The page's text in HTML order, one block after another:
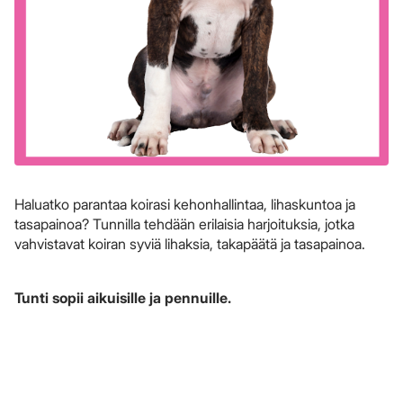
Haluatko parantaa koirasi kehonhallintaa, lihaskuntoa ja
tasapainoa? Tunnilla tehdään erilaisia harjoituksia, jotka
vahvistavat koiran syviä lihaksia, takapäätä ja tasapainoa.
Tunti sopii aikuisille ja pennuille.